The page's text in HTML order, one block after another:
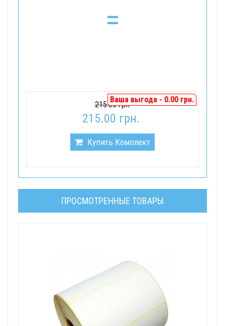
=
Ваша выгода - 0.00 грн.
215.00 грн.
215.00 грн.
Купить Комплект
ПРОСМОТРЕННЫЕ ТОВАРЫ